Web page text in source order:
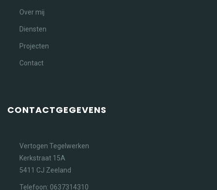
Over mij
Diensten
Projecten
Contact
CONTACTGEGEVENS
Vertogen Tegelwerken
Kerkstraat 15A
5411 CJ Zeeland
Telefoon: 0637314310